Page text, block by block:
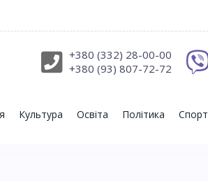
+380 (332) 28-00-00
+380 (93) 807-72-72
Культура Освіта Політика Спорт